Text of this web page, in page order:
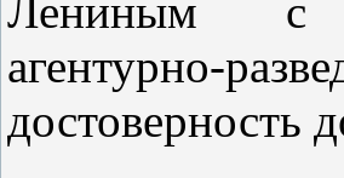
Лениным с
достоверность